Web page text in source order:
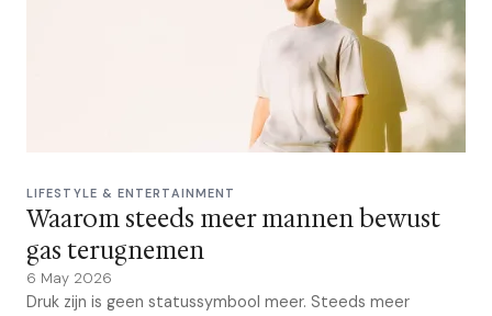
LIFESTYLE & ENTERTAINMENT
Waarom steeds meer mannen bewust
gas terugnemen
6 May 2026
Druk zijn is geen statussymbool meer. Steeds meer